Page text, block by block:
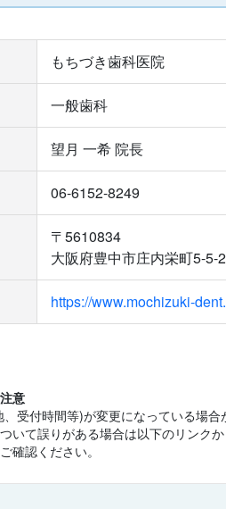
もちづき歯科医院
一般歯科
望月 一希 院長
06-6152-8249
〒5610834
大阪府豊中市庄内栄町5-5-
https://www.mochizuki-
意
受付時間等)が変更になっている場
いて誤りがある場合は以下のリンク
確認ください。